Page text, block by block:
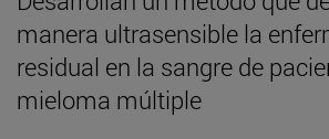
manera ultrasensible la
residual en la sangre de
mieloma múltiple